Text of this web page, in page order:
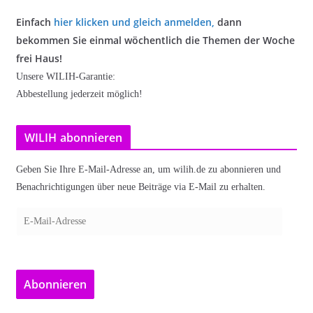
Einfach hier klicken und gleich anmelden, dann
bekommen Sie einmal wöchentlich die Themen der Woche
frei Haus!
Unsere WILIH-Garantie:
Abbestellung jederzeit möglich!
WILIH abonnieren
Geben Sie Ihre E-Mail-Adresse an, um wilih.de zu abonnieren und
Benachrichtigungen über neue Beiträge via E-Mail zu erhalten.
a
l
Abonnieren